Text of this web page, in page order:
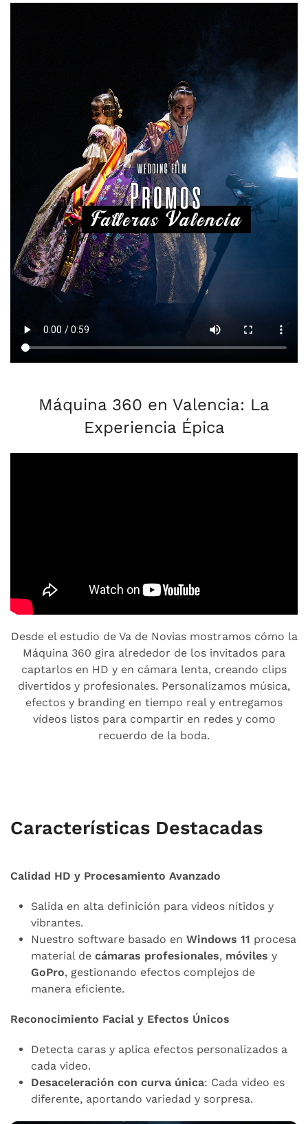
Máquina 360 en Valencia: La
Experiencia Épica
Desde el estudio de Va de Novias mostramos cómo la
Máquina 360 gira alrededor de los invitados para
captarlos en HD y en cámara lenta, creando clips
divertidos y profesionales. Personalizamos música,
efectos y branding en tiempo real y entregamos
vídeos listos para compartir en redes y como
recuerdo de la boda.
Características Destacadas
Calidad HD y Procesamiento Avanzado
Salida en alta definición para videos nítidos y
vibrantes.
Nuestro software basado en Windows 11 procesa
material de cámaras profesionales, móviles y
GoPro, gestionando efectos complejos de
manera eficiente.
Reconocimiento Facial y Efectos Únicos
Detecta caras y aplica efectos personalizados a
cada video.
Desaceleración con curva única: Cada video es
diferente, aportando variedad y sorpresa.